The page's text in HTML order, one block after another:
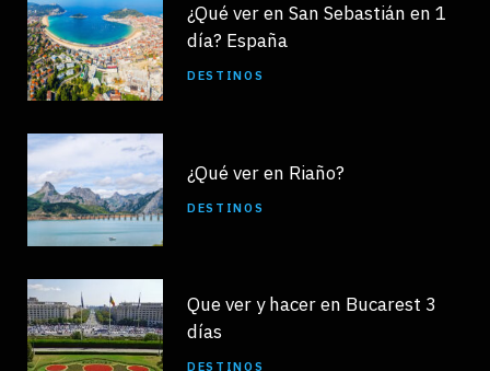
¿Qué ver en San Sebastián en 1
día? España
DESTINOS
¿Qué ver en Riaño?
DESTINOS
Que ver y hacer en Bucarest 3
días
DESTINOS